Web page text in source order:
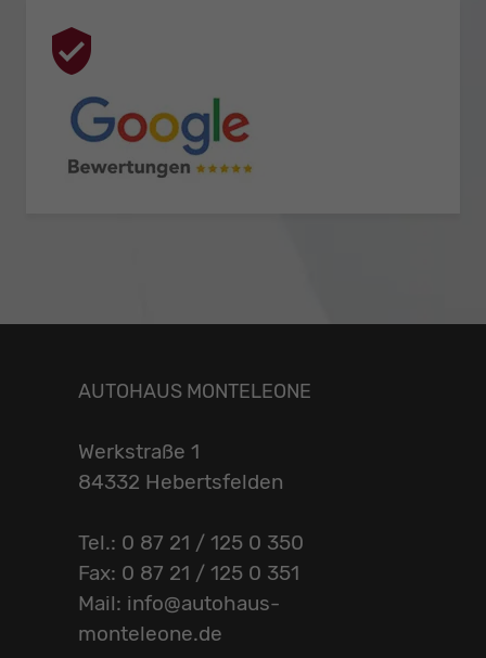
AUTOHAUS MONTELEONE
Werkstraße 1
84332 Hebertsfelden
Tel.: 0 87 21 / 125 0 350
Fax: 0 87 21 / 125 0 351
Mail: info@autohaus-
monteleone.de